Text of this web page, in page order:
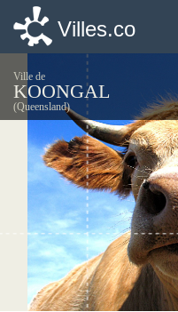
Villes.co
Ville de
KOONGAL
(Queensland)
Villes.co